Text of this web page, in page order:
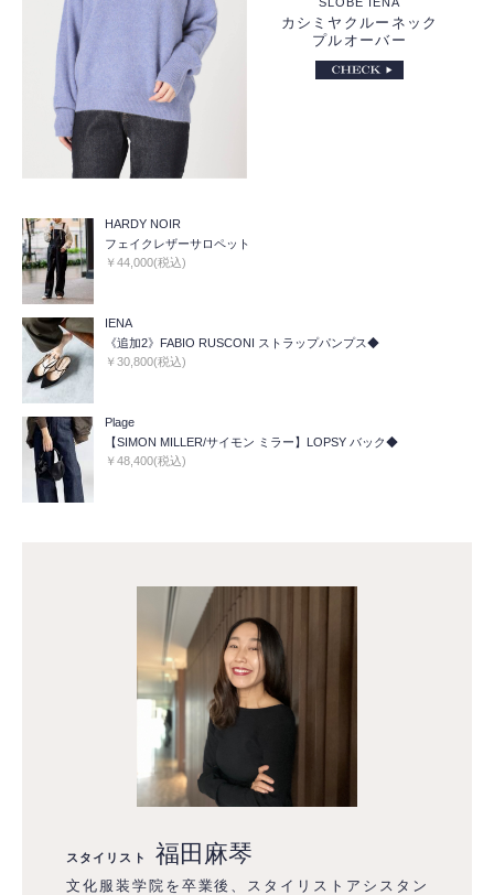
カシミヤクルーネック
プルオーバー
HARDY NOIR
フェイクレザーサロペット
￥44,000(税込)
IENA
《追加2》FABIO RUSCONI ストラップパンプス◆
￥30,800(税込)
Plage
【SIMON MILLER/サイモン ミラー】LOPSY バック◆
￥48,400(税込)
スタイリスト 福田麻琴
文化服装学院を卒業後、スタイリストアシスタン